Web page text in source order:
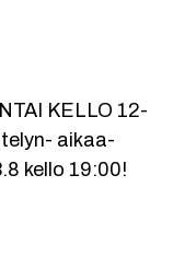
KELLO 12-
aikaa-
kello 19:00!